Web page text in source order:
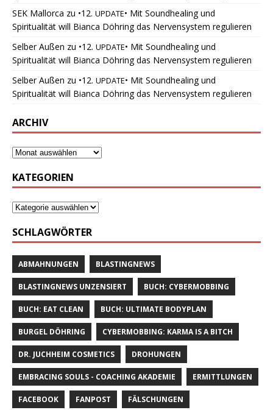
SEK Mallorca zu •12. UPDATE• Mit Soundhealing und
Spiritualität will Bianca Döhring das Nervensystem regulieren
Selber Außen zu •12. UPDATE• Mit Soundhealing und
Spiritualität will Bianca Döhring das Nervensystem regulieren
Selber Außen zu •12. UPDATE• Mit Soundhealing und
Spiritualität will Bianca Döhring das Nervensystem regulieren
ARCHIV
KATEGORIEN
SCHLAGWÖRTER
ABMAHNUNGEN BLASTINGNEWS
BLASTINGNEWS UNZENSIERT BUCH: CYBERMOBBING
BUCH: EAT CLEAN BUCH: ULTIMATE BODYPLAN
BURGEL DÖHRING CYBERMOBBING: KARMA IS A BITCH
DR. JUCHHEIM COSMETICS DROHUNGEN
EMBRACING SOULS - COACHING AKADEMIE ERMITTLUNGEN
FACEBOOK FANPOST FÄLSCHUNGEN